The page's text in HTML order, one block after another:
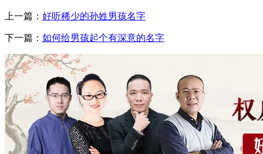
上一篇： 好听稀少的孙姓男孩名字
下一篇： 如何给男孩起个有深意的名字